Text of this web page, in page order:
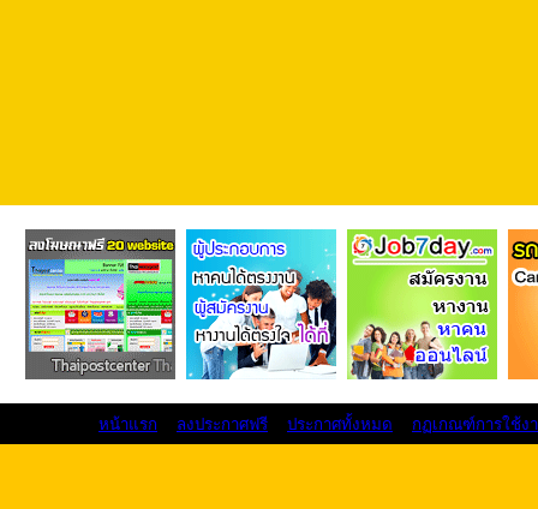
หน้าแรก ลงประกาศฟรี ประกาศทั้งหมด กฏเกณฑ์การใช้ง